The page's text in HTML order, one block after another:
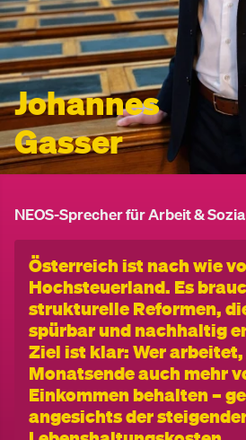
Johannes
Gasser
NEOS-Sprecher für Arbeit &
Österreich ist nach wie
Hochsteuerland. Es
strukturelle Reformen,
spürbar und nachhaltig
Ziel ist klar: Wer
Monatsende auch mehr
Einkommen behalten –
angesichts der